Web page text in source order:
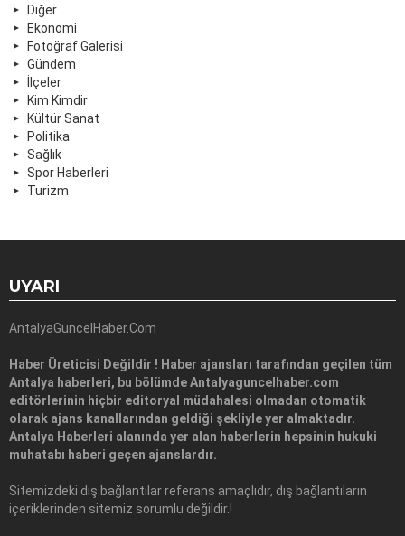
Diğer
Ekonomi
Fotoğraf Galerisi
Gündem
İlçeler
Kim Kimdir
Kültür Sanat
Politika
Sağlık
Spor Haberleri
Turizm
UYARI
AntalyaGuncelHaber.Com
Haber Üreticisi Değildir ! Haber ajansları tarafından geçilen tüm
Antalya haberleri, bu bölümde Antalyaguncelhaber.com
editörlerinin hiçbir editoryal müdahalesi olmadan otomatik
olarak ajans kanallarından geldiği şekliyle yer almaktadır.
Antalya Haberleri alanında yer alan haberlerin hepsinin hukuki
muhatabı haberi geçen ajanslardır.
Sitemizdeki dış bağlantılar referans amaçlıdır, dış bağlantıların
içeriklerinden sitemiz sorumlu değildir.!